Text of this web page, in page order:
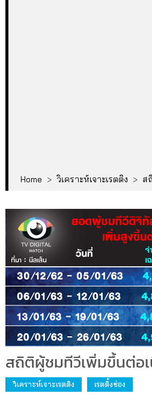
Home > วิเคราะห์เจาะเรตติง > ส
สถิติผู้ชมทีวีเพิ่มขึ้นต่อ
วิเคราะห์เจาะเรตติง เรตติ้งช่อง